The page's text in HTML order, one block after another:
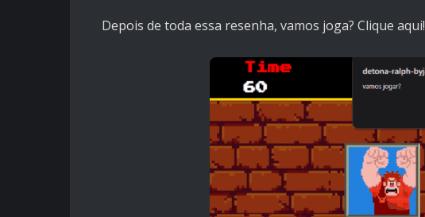
Depois de toda essa resenha, vamos joga? Clique aqui!